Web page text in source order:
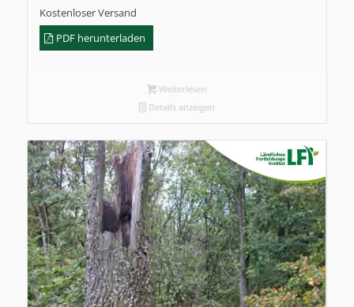
Kostenloser Versand
PDF herunterladen
Weiterlesen
Details anzeigen